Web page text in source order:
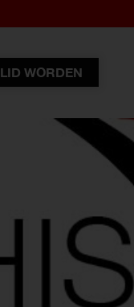
LID WORDEN